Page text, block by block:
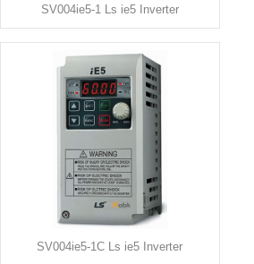
SV004ie5-1 Ls ie5 Inverter
SV004ie5-1C Ls ie5 Inverter